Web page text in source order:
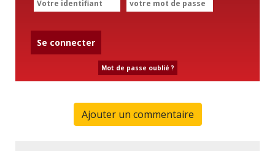
Se connecter
Mot de passe oublié ?
Ajouter un commentaire